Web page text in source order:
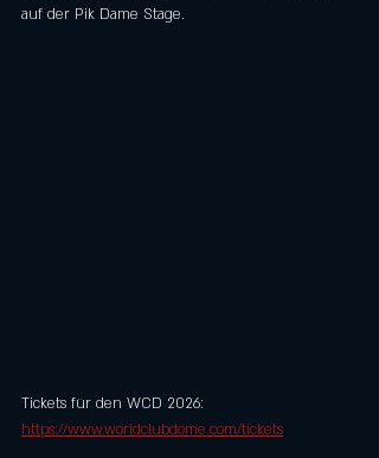
auf der Pik Dame Stage.
Tickets für den WCD 2026:
https://www.worldclubdome.com/tickets